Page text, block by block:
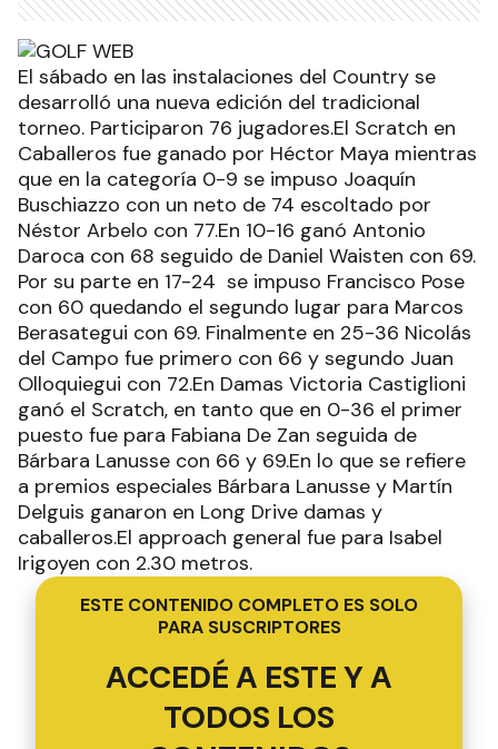
El sábado en las instalaciones del Country se
desarrolló una nueva edición del tradicional
torneo. Participaron 76 jugadores.El Scratch en
Caballeros fue ganado por Héctor Maya mientras
que en la categoría 0-9 se impuso Joaquín
Buschiazzo con un neto de 74 escoltado por
Néstor Arbelo con 77.En 10-16 ganó Antonio
Daroca con 68 seguido de Daniel Waisten con 69.
Por su parte en 17-24 se impuso Francisco Pose
con 60 quedando el segundo lugar para Marcos
Berasategui con 69. Finalmente en 25-36 Nicolás
del Campo fue primero con 66 y segundo Juan
Olloquiegui con 72.En Damas Victoria Castiglioni
ganó el Scratch, en tanto que en 0-36 el primer
puesto fue para Fabiana De Zan seguida de
Bárbara Lanusse con 66 y 69.En lo que se refiere
a premios especiales Bárbara Lanusse y Martín
Delguis ganaron en Long Drive damas y
caballeros.El approach general fue para Isabel
Irigoyen con 2.30 metros.
ESTE CONTENIDO COMPLETO ES SOLO
PARA SUSCRIPTORES
ACCEDÉ A ESTE Y A
TODOS LOS